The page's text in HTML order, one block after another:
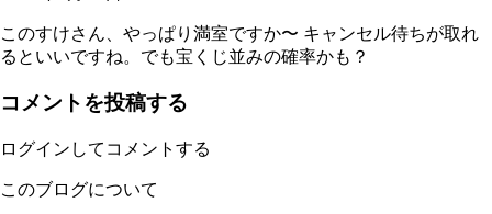
このすけさん、やっぱり満室ですか〜 キャンセル待ちが取れ
るといいですね。でも宝くじ並みの確率かも？
コメントを投稿する
ログインしてコメントする
このブログについて